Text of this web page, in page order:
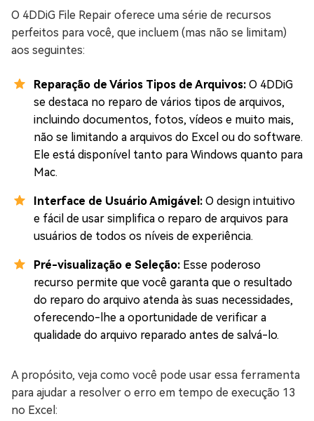
O 4DDiG File Repair oferece uma série de recursos
perfeitos para você, que incluem (mas não se limitam)
aos seguintes:
Reparação de Vários Tipos de Arquivos: O 4DDiG
se destaca no reparo de vários tipos de arquivos,
incluindo documentos, fotos, vídeos e muito mais,
não se limitando a arquivos do Excel ou do software.
Ele está disponível tanto para Windows quanto para
Mac.
Interface de Usuário Amigável: O design intuitivo
e fácil de usar simplifica o reparo de arquivos para
usuários de todos os níveis de experiência.
Pré-visualização e Seleção: Esse poderoso
recurso permite que você garanta que o resultado
do reparo do arquivo atenda às suas necessidades,
oferecendo-lhe a oportunidade de verificar a
qualidade do arquivo reparado antes de salvá-lo.
A propósito, veja como você pode usar essa ferramenta
para ajudar a resolver o erro em tempo de execução 13
no Excel: